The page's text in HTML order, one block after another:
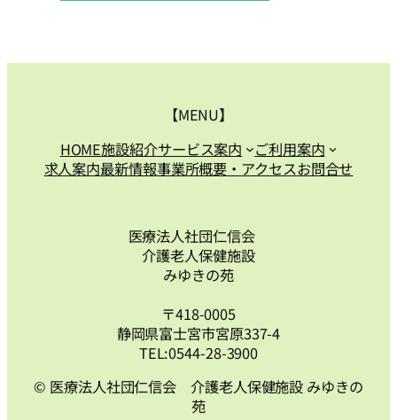
【MENU】
HOME施設紹介サービス案内
ご利用案内
求人案内最新情報事業所概要・アクセスお問合せ
医療法人社団仁信会
介護老人保健施設
みゆきの苑
〒418-0005
静岡県富士宮市宮原337-4
TEL:0544-28-3900
© 医療法人社団仁信会 介護老人保健施設 みゆきの
苑